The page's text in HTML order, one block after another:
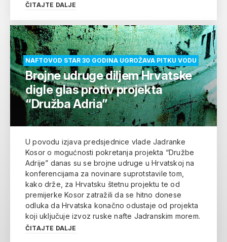
ČITAJTE DALJE
NAFTOVOD STAR 30 GODINA UGROŽAVA PITKU VODU
Brojne udruge diljem Hrvatske
digle glas protiv projekta
“Družba Adria”
U povodu izjava predsjednice vlade Jadranke
Kosor o mogućnosti pokretanja projekta “Družbe
Adrije” danas su se brojne udruge u Hrvatskoj na
konferencijama za novinare suprotstavile tom,
kako drže, za Hrvatsku štetnu projektu te od
premijerke Kosor zatražili da se hitno donese
odluka da Hrvatska konačno odustaje od projekta
koji uključuje izvoz ruske nafte Jadranskim morem.
ČITAJTE DALJE